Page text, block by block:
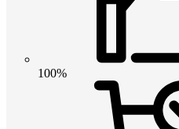
100%